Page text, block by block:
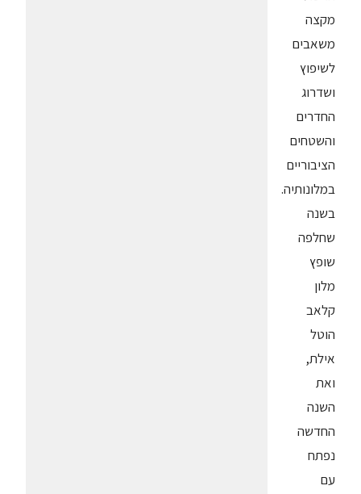
מקצה
משאבים
לשיפוץ
ושדרוג
החדרים
והשטחים
הציבוריים
במלונותיה.
בשנה
שחלפה
שופץ
מלון
קלאב
הוטל
אילת,
ואת
השנה
החדשה
נפתח
עם